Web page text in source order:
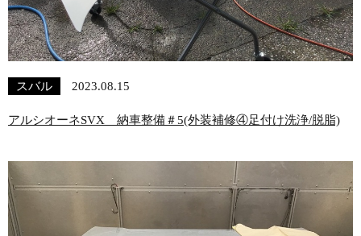
スバル 2023.08.15
アルシオーネSVX 納車整備＃5(外装補修④足付け洗浄/脱脂)